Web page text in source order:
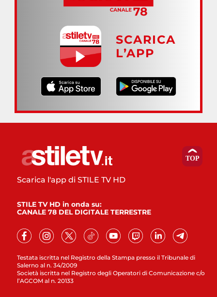
SCARICA
L’APP
Testata iscritta nel Registro della Stampa presso il Tribunale di
Salerno al n. 34/2009
Società iscritta nel Registro degli Operatori di Comunicazione c/o
l’AGCOM al n. 20133
Scarica l'app di STILE TV HD
STILE TV HD in onda su:
CANALE 78 DEL DIGITALE TERRESTRE